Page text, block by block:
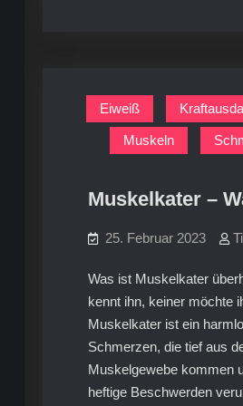
Eiweiß
Muskeln
Muskelkater –
25. Februar 2023
Was ist Muskelkater
kennt ihn, keiner möchte
Muskelkater ist ein
Schmerzen, die tief aus
Muskelgewebe kommen
heftige Beschwerden